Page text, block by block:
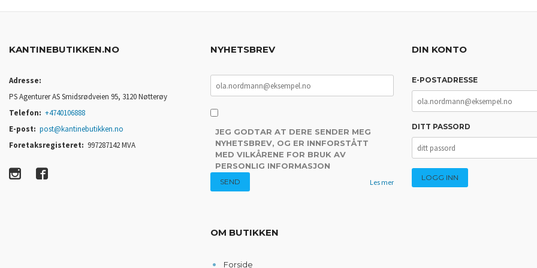
KANTINEBUTIKKEN.NO
Adresse:
PS Agenturer AS Smidsrødveien 95, 3120 Nøtterøy
Telefon: +4740106888
E-post: post@kantinebutikken.no
Foretaksregisteret: 997287142 MVA
NYHETSBREV
JEG GODTAR AT DERE SENDER MEG
NYHETSBREV, OG ER INNFORSTÅTT
MED VILKÅRENE FOR BRUK AV
PERSONLIG INFORMASJON
Les mer
OM BUTIKKEN
Forside
DIN KONTO
E-POSTADRESSE
DITT PASSORD